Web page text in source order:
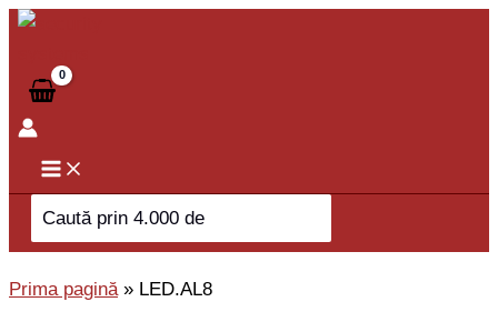
Skip
content
Search
for:
Prima pagină» LED.AL8